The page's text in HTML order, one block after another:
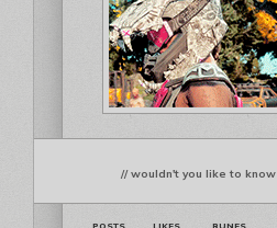
// wouldn't you like to know